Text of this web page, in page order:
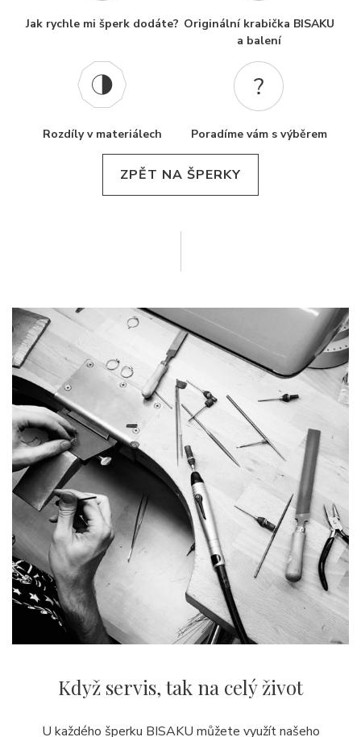
Jak rychle mi šperk dodáte? Originální krabička BISAKU
a balení
Rozdíly v materiálech Poradíme vám s výběrem
ZPĚT NA ŠPERKY
Když servis,tak na celý život
U každého šperku BISAKU můžete využít našeho